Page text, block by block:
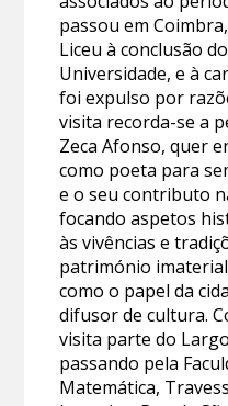
passou em
Liceu à conclusão
Universidade, e à
foi expulso por
visita recorda-se a
Zeca Afonso, quer
como poeta para
e o seu contributo
focando aspetos
às vivências e
património
como o papel da
difusor de cultura.
visita parte do
passando pela
Matemática,